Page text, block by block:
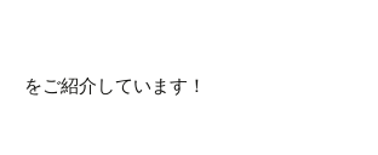
をご紹介しています！